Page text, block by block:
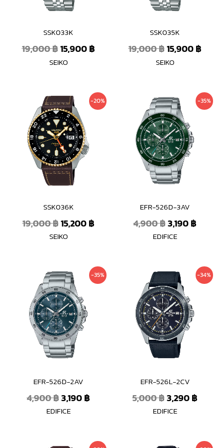
SSK033K
19,000฿15,900฿
SEIKO
SSK035K
19,000฿15,900฿
SEIKO
-20%
SSK036K
19,000฿
Original
price
was:
19,000 ฿.
15,200฿
Current
price
SEIKO
-35%
EFR-526D-3AV
4,900฿
Original
price
was:
4,900 ฿.
3,190฿
price
EDIFICE
-35%
EFR-526D-2AV
4,900฿
Original
price
was:
4,900 ฿.
3,190฿
Current
price
EDIFICE
-34%
EFR-526L-2CV
5,000฿
Original
price
was:
5,000 ฿.
3,290฿
price
EDIFICE